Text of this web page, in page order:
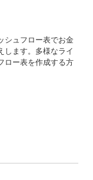
シュフロー表でお金
します。多様なライ
ロー表を作成する方